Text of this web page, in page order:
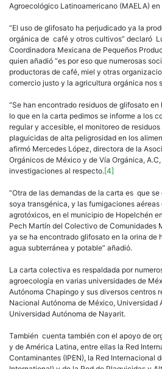
Agroecológico Latinoamericano (MAELA) en
“El uso de glifosato ha perjudicado ya la
orgánica de café y otros cultivos” declaró
Coordinadora Mexicana de Pequeños
quien añadió “es por eso que numerosas
productoras de café, miel y otras
comercio justo y la agricultura orgánica nos
“Se han encontrado residuos de glifosato
lo que en la carta pedimos se informe a los
regular y accesible, el monitoreo de
plaguicidas de alta peligrosidad en los
afirmó Mercedes López, directora de la
Orgánicos de México y de Vía Orgánica,
investigaciones al respecto.[4]
“Otra de las demandas de la carta es que
soya transgénica, y las fumigaciones
agrotóxicos, en el municipio de Hopelchén
Pech Martín del Colectivo de Comunidades
ya se ha encontrado glifosato en la orina de
agua subterránea y potable” añadió.
La carta colectiva es respaldada por
agroecología en varias universidades de
Autónoma Chapingo y sus diversos centros
Nacional Autónoma de México, Universidad
Universidad Autónoma de Nayarit.
También cuenta también con el apoyo de
y de América Latina, entre ellas la Red
Contaminantes (IPEN), la Red Internacional